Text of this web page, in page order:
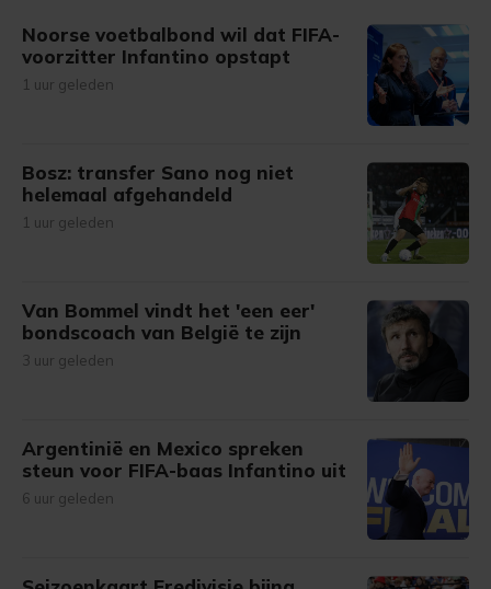
Noorse voetbalbond wil dat FIFA-
voorzitter Infantino opstapt
1 uur geleden
Bosz: transfer Sano nog niet
helemaal afgehandeld
1 uur geleden
Van Bommel vindt het 'een eer'
bondscoach van België te zijn
3 uur geleden
Argentinië en Mexico spreken
steun voor FIFA-baas Infantino uit
6 uur geleden